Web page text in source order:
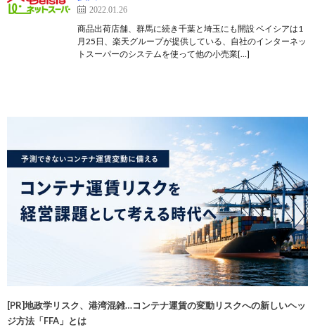
2022.01.26
商品出荷店舗、群馬に続き千葉と埼玉にも開設 ベイシアは1
月25日、楽天グループが提供している、自社のインターネッ
トスーパーのシステムを使って他の小売業[…]
[PR]地政学リスク、港湾混雑…コンテナ運賃の変動リスクへの新しいヘッ
ジ方法「FFA」とは